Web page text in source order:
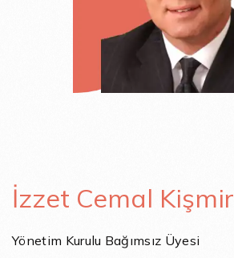
İzzet Cemal Kişmir
Yönetim Kurulu Bağımsız Üyesi